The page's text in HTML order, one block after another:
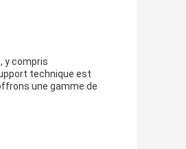
y compris
technique est
une gamme de